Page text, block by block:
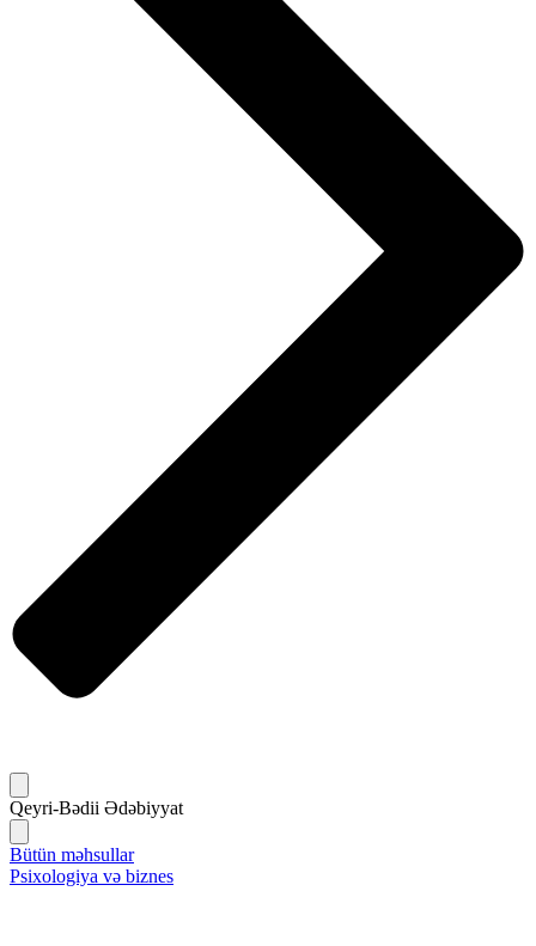
Qeyri-Bədii Ədəbiyyat
Bütün məhsullar
Psixologiya və biznes